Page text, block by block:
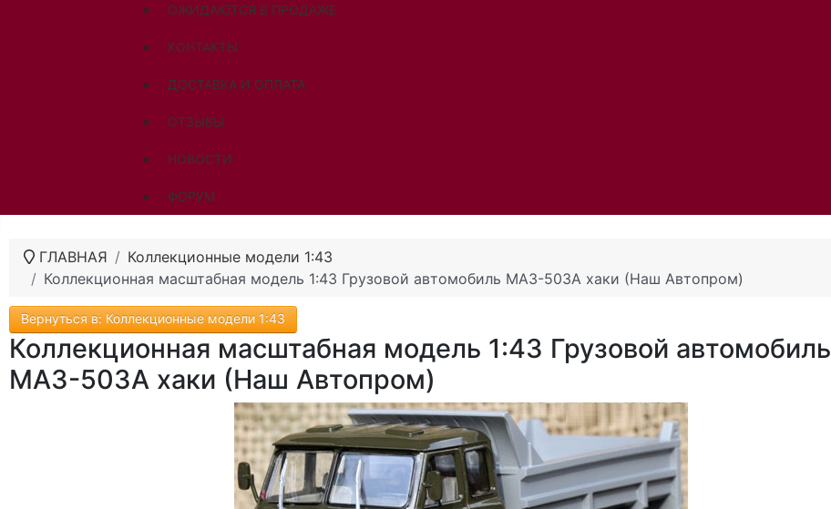
ОЖИДАЮТСЯ В ПРОДАЖЕ
КОНТАКТЫ
ДОСТАВКА И ОПЛАТА
ОТЗЫВЫ
НОВОСТИ
ФОРУМ
ГЛАВНАЯ
Коллекционные модели 1:43
Коллекционная масштабная модель 1:43 Грузовой автомобиль МАЗ-503А хаки (Наш Автопром)
Вернуться в: Коллекционные модели 1:43
Коллекционная масштабная модель 1:43 Грузовой автомобиль
МАЗ-503А хаки (Наш Автопром)